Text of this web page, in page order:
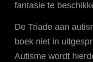
fantasie te
De Triade aan
boek niet in
Autisme wordt